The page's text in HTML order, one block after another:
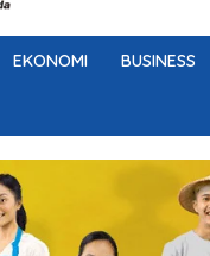
EKONOMI BUSINESS